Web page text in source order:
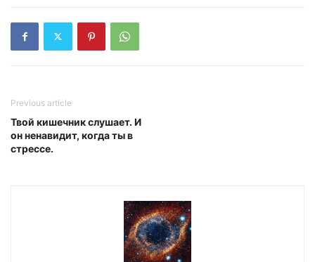
Previous article
Твой кишечник слушает. И
он ненавидит, когда ты в
стрессе.